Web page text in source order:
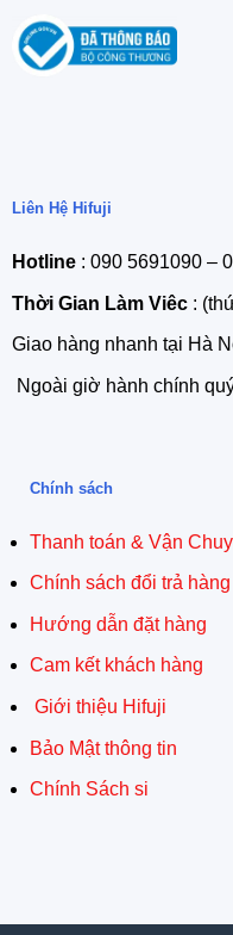
Liên Hệ Hifuji
Hotline: 090 5691090 –
Thời Gian Làm Viêc:
Giao hàng nhanh tại Hà
Ngoài giờ hành chính
Chính sách
Thanh toán & Vận
Chính sách đổi trả hàng
Hướng dẫn đặt hàng
Cam kết khách hàng
Giới thiệu Hifuji
Bảo Mật thông tin
Chính Sách si